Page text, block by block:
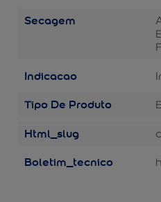
Secagem
Indicacao
Tipo De Produto
Html_slug
Boletim_tecnico